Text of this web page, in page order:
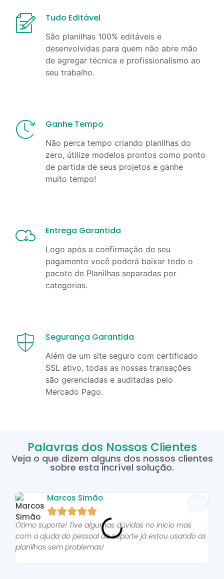
Tudo Editável
São planilhas 100% editáveis e
desenvolvidas para quem não abre mão
de agregar técnica e profissionalismo ao
seu trabalho.
Ganhe Tempo
Não perca tempo criando planilhas do
zero, útilize modelos prontos como ponto
de partida de seus projetos e ganhe
muito tempo!
Entrega Garantida
Logo após a confirmação de seu
pagamento você poderá baixar todo o
pacote de Planilhas separadas por
categorias.
Segurança Garantida
Além de um site seguro com certificado
SSL ativo, todas as nossas transações
são gerenciadas e auditadas pelo
Mercado Pago.
Palavras dos Nossos Clientes
Veja o que dizem alguns dos nossos clientes
sobre esta incrível solução.
Marcos Simão

Ótimo suporte! Tive algumas dúvidas no inicio mas
com a ajuda do pessoal do suporte já estou usando as
planilhas sem problemas!